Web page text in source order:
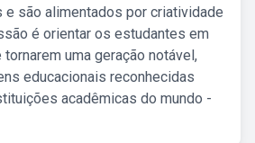
e são alimentados por criatividade
é orientar os estudantes em
tornarem uma geração notável,
educacionais reconhecidas
acadêmicas do mundo -